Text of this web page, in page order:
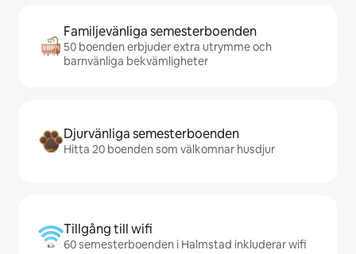
Familjevänliga semesterboenden
50 boenden erbjuder extra utrymme och
barnvänliga bekvämligheter
Djurvänliga semesterboenden
Hitta 20 boenden som välkomnar husdjur
Tillgång till wifi
60 semesterboenden i Halmstad inkluderar wifi